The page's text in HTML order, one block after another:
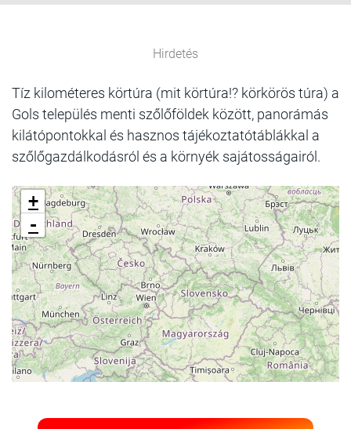
Hirdetés
Tíz kilométeres körtúra (mit körtúra!? körkörös túra) a
Gols település menti szőlőföldek között, panorámás
kilátópontokkal és hasznos tájékoztatótáblákkal a
szőlőgazdálkodásról és a környék sajátosságairól.
+
-